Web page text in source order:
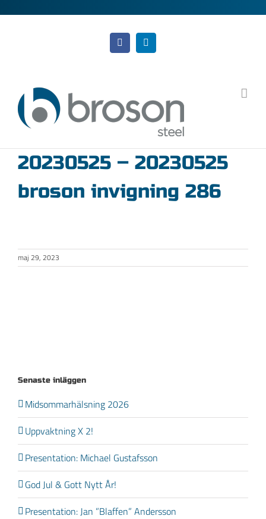
Facebook
20230525 – 20230525
broson invigning 286
maj 29, 2023
Senaste inläggen
Midsommarhälsning 2026
Uppvaktning X 2!
Presentation: Michael Gustafsson
God Jul & Gott Nytt År!
Presentation: Jan ”Blaffen” Andersson